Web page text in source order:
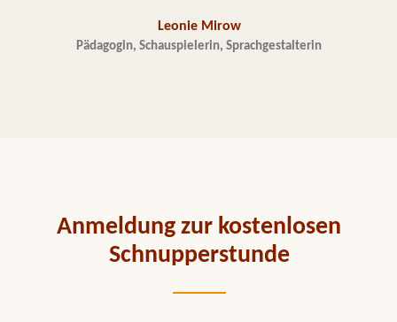
Leonie Mirow
Pädagogin, Schauspielerin, Sprachgestalterin
Anmeldung zur kostenlosen
Schnupperstunde